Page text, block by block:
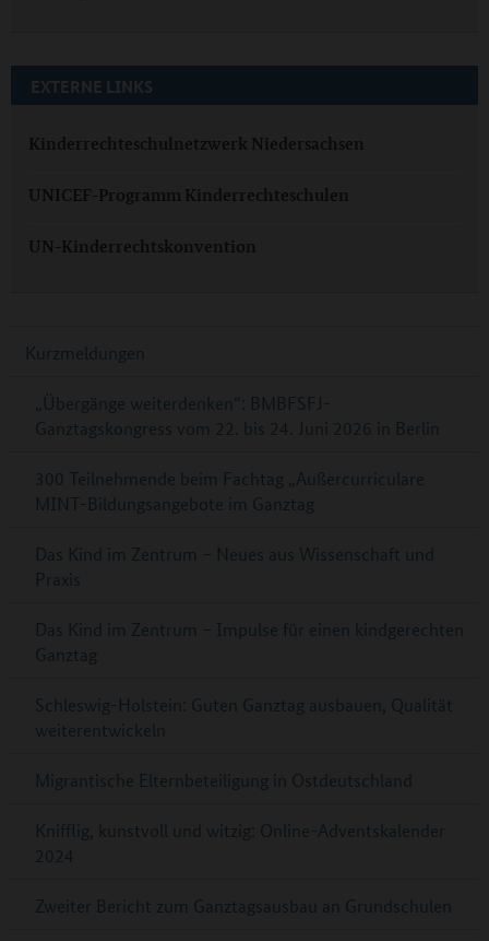
EXTERNE LINKS
Kinderrechteschulnetzwerk Niedersachsen
UNICEF-Programm Kinderrechteschulen
UN-Kinderrechtskonvention
Kurzmeldungen
„Übergänge weiterdenken“: BMBFSFJ-
Ganztagskongress vom 22. bis 24. Juni 2026 in Berlin
300 Teilnehmende beim Fachtag „Außercurriculare
MINT-Bildungsangebote im Ganztag
Das Kind im Zentrum – Neues aus Wissenschaft und
Praxis
Das Kind im Zentrum – Impulse für einen kindgerechten
Ganztag
Schleswig-Holstein: Guten Ganztag ausbauen, Qualität
weiterentwickeln
Migrantische Elternbeteiligung in Ostdeutschland
Knifflig, kunstvoll und witzig: Online-Adventskalender
2024
Zweiter Bericht zum Ganztagsausbau an Grundschulen